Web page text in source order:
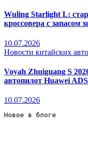
Wuling Starlight L:
кроссовера с запасом
10.07.2026
Новости китайских авто
Voyah Zhuiguang S
автопилот Huawei
10.07.2026
Новое в блоге